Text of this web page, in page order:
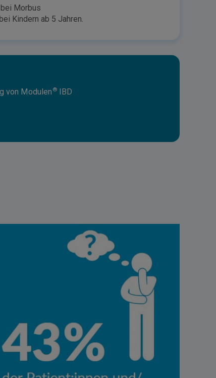
Morbus
Kindern ab 5 Jahren.
von Modulen ®IBD